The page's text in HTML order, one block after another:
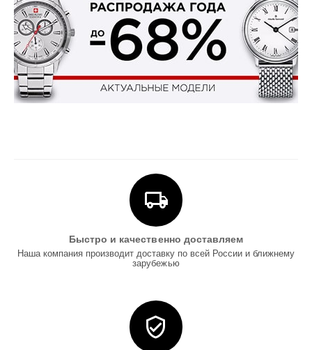
Быстро и качественно доставляем
Наша компания производит доставку по всей России и ближнему
зарубежью